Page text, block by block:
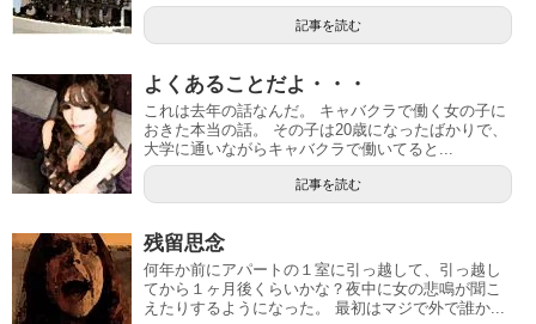
記事を読む
よくあることだよ・・・
これは去年の話なんだ。 キャバクラで働く女の子に
おきた本当の話。 その子は20歳になったばかりで、
大学に通いながらキャバクラで働いてると...
記事を読む
残留思念
何年か前にアパートの１室に引っ越して、引っ越し
てから１ヶ月後くらいかな？夜中に女の悲鳴が聞こ
えたりするようになった。 最初はマジで外で誰か...